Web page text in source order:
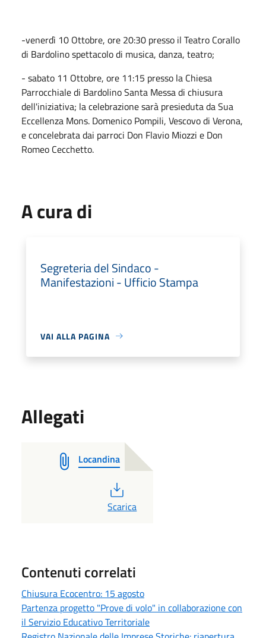
-venerdì 10 Ottobre, ore 20:30 presso il Teatro Corallo
di Bardolino spettacolo di musica, danza, teatro;
- sabato 11 Ottobre, ore 11:15 presso la Chiesa
Parrocchiale di Bardolino Santa Messa di chiusura
dell'iniziativa; la celebrazione sarà presieduta da Sua
Eccellenza Mons. Domenico Pompili, Vescovo di Verona,
e concelebrata dai parroci Don Flavio Miozzi e Don
Romeo Cecchetto.
A cura di
Segreteria del Sindaco -
Manifestazioni - Ufficio Stampa
VAI ALLA PAGINA
Allegati
Locandina
PDF
Scarica
Contenuti correlati
Chiusura Ecocentro: 15 agosto
Partenza progetto "Prove di volo" in collaborazione con
il Servizio Educativo Territoriale